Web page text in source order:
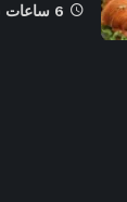
6 ساعات ago